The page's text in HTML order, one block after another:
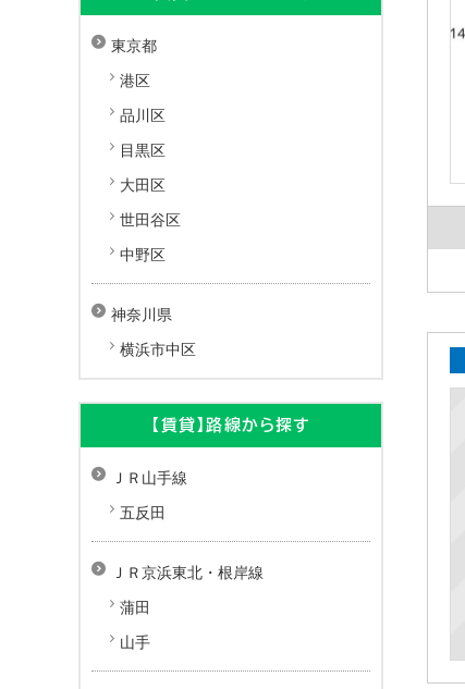
東京都
港区
品川区
目黒区
大田区
世田谷区
中野区
神奈川県
横浜市中区
【賃貸】路線から探す
ＪＲ山手線
五反田
ＪＲ京浜東北・根岸線
蒲田
山手